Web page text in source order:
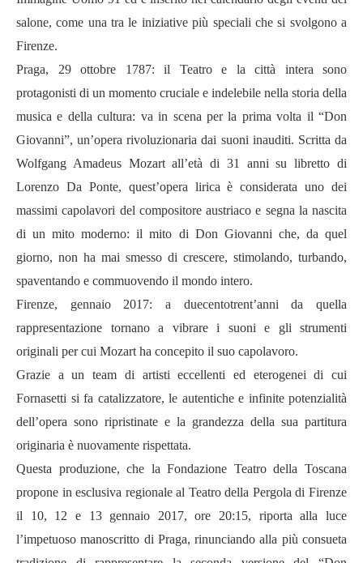
salone, come una tra le iniziative più speciali che si svolgono a
Firenze.
Praga, 29 ottobre 1787: il Teatro e la città intera sono
protagonisti di un momento cruciale e indelebile nella storia della
musica e della cultura: va in scena per la prima volta il “Don
Giovanni”, un’opera rivoluzionaria dai suoni inauditi. Scritta da
Wolfgang Amadeus Mozart all’età di 31 anni su libretto di
Lorenzo Da Ponte, quest’opera lirica è considerata uno dei
massimi capolavori del compositore austriaco e segna la nascita
di un mito moderno: il mito di Don Giovanni che, da quel
giorno, non ha mai smesso di crescere, stimolando, turbando,
spaventando e commuovendo il mondo intero.
Firenze, gennaio 2017: a duecentotrent’anni da quella
rappresentazione tornano a vibrare i suoni e gli strumenti
originali per cui Mozart ha concepito il suo capolavoro.
Grazie a un team di artisti eccellenti ed eterogenei di cui
Fornasetti si fa catalizzatore, le autentiche e infinite potenzialità
dell’opera sono ripristinate e la grandezza della sua partitura
originaria è nuovamente rispettata.
Questa produzione, che la Fondazione Teatro della Toscana
propone in esclusiva regionale al Teatro della Pergola di Firenze
il 10, 12 e 13 gennaio 2017, ore 20:15, riporta alla luce
l’impetuoso manoscritto di Praga, rinunciando alla più consueta